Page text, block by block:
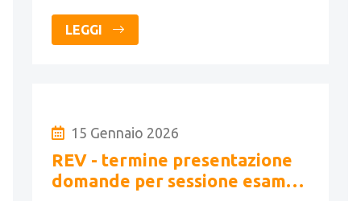
LEGGI
15 Gennaio 2026
REV - termine presentazione
domande per sessione esame